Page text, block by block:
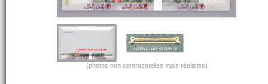
(photos non contractuelles mais réalistes)